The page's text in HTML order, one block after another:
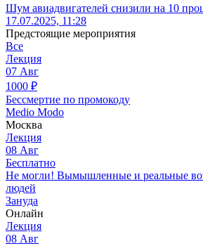
Шум авиадвигателей снизили на 10
17.07.2025, 11:28
Предстоящие мероприятия
Все
Лекция
07 Авг
1000 ₽
Бессмертие по промокоду
Medio Modo
Москва
Лекция
08 Авг
Бесплатно
Не могли! Вымышленные и реальные
людей
Зануда
Онлайн
Лекция
08 Авг